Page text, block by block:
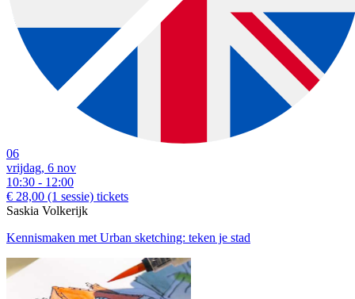
06
vrijdag, 6 nov
10:30 - 12:00
€ 28,00 (1 sessie) tickets
Saskia Volkerijk
Kennismaken met Urban sketching: teken je stad